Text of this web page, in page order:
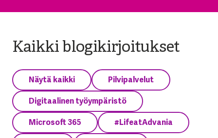
Kaikki blogikirjoitukset
Näytä kaikki Pilvipalvelut
Digitaalinen työympäristö
Microsoft 365 #LifeatAdvania